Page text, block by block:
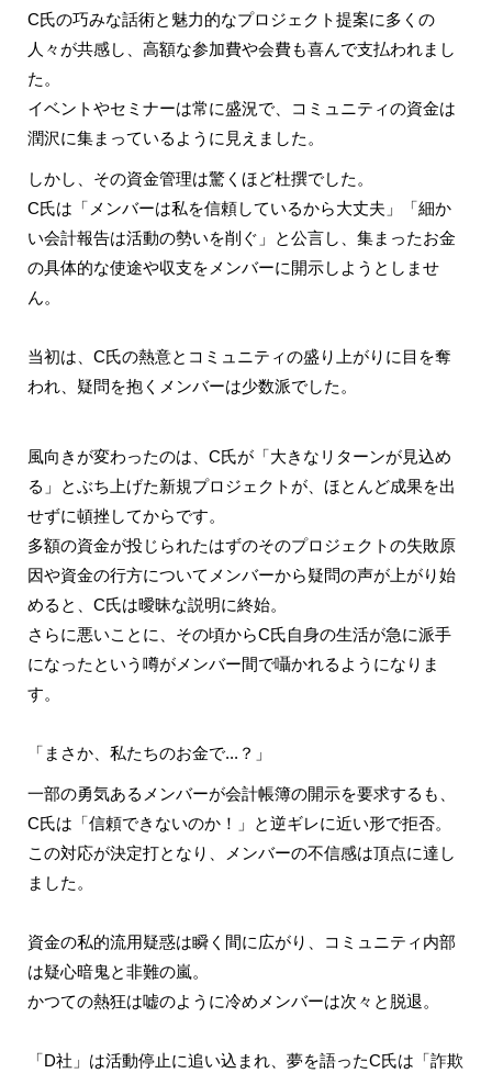
C氏の巧みな話術と魅力的なプロジェクト提案に多くの
人々が共感し、高額な参加費や会費も喜んで支払われまし
た。
イベントやセミナーは常に盛況で、コミュニティの資金は
潤沢に集まっているように見えました。
しかし、その資金管理は驚くほど杜撰でした。
C氏は「メンバーは私を信頼しているから大丈夫」「細か
い会計報告は活動の勢いを削ぐ」と公言し、集まったお金
の具体的な使途や収支をメンバーに開示しようとしませ
ん。
当初は、C氏の熱意とコミュニティの盛り上がりに目を奪
われ、疑問を抱くメンバーは少数派でした。
風向きが変わったのは、C氏が「大きなリターンが見込め
る」とぶち上げた新規プロジェクトが、ほとんど成果を出
せずに頓挫してからです。
多額の資金が投じられたはずのそのプロジェクトの失敗原
因や資金の行方についてメンバーから疑問の声が上がり始
めると、C氏は曖昧な説明に終始。
さらに悪いことに、その頃からC氏自身の生活が急に派手
になったという噂がメンバー間で囁かれるようになりま
す。
「まさか、私たちのお金で...？」
一部の勇気あるメンバーが会計帳簿の開示を要求するも、
C氏は「信頼できないのか！」と逆ギレに近い形で拒否。
この対応が決定打となり、メンバーの不信感は頂点に達し
ました。
資金の私的流用疑惑は瞬く間に広がり、コミュニティ内部
は疑心暗鬼と非難の嵐。
かつての熱狂は嘘のように冷めメンバーは次々と脱退。
「D社」は活動停止に追い込まれ、夢を語ったC氏は「詐欺